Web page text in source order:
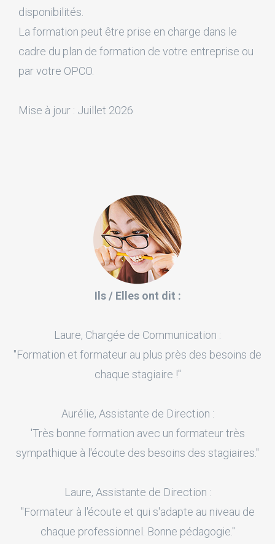
disponibilités.
La formation peut être prise en charge dans le
cadre du plan de formation de votre entreprise ou
par votre OPCO.
Mise à jour : Juillet 2026
Ils / Elles ont dit :
Laure, Chargée de Communication :
"Formation et formateur au plus près des besoins de
chaque stagiaire !"
Aurélie, Assistante de Direction :
'Très bonne formation avec un formateur très
sympathique à l'écoute des besoins des stagiaires."
Laure, Assistante de Direction :
"Formateur à l'écoute et qui s'adapte au niveau de
chaque professionnel. Bonne pédagogie."